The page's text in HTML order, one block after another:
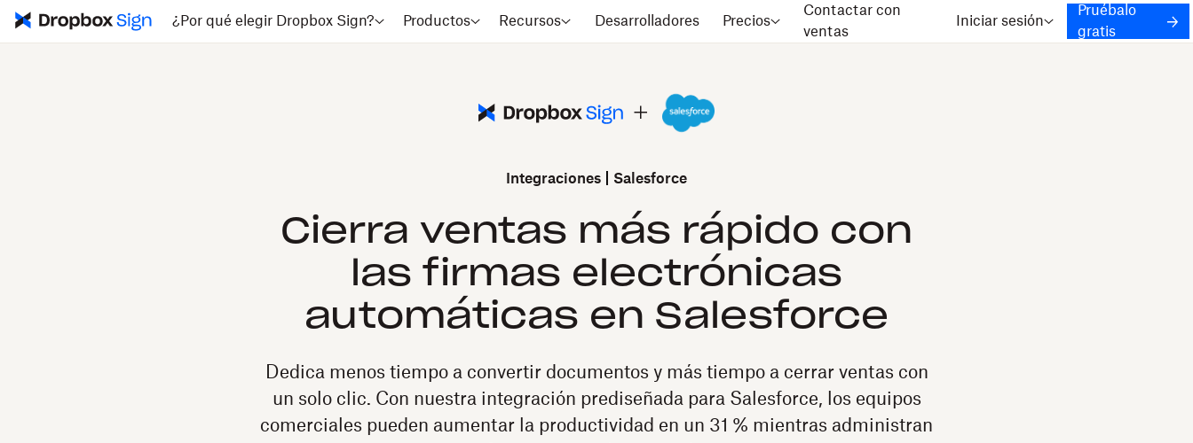
¿Por qué elegir Dropbox Sign? Productos Recursos Desarrolladores Precios
Contactar con
ventas
Iniciar sesión
Pruébalo
gratis
Integraciones Salesforce
Cierra ventas más rápido con
las firmas electrónicas
automáticas en Salesforce
Dedica menos tiempo a convertir documentos y más tiempo a cerrar ventas con
un solo clic. Con nuestra integración prediseñada para Salesforce, los equipos
comerciales pueden aumentar la productividad en un 31 % mientras administran